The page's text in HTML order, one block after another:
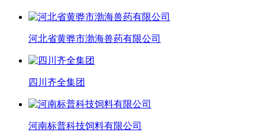
河北省黄骅市渤海兽药有限公司
四川齐全集团
河南标普科技饲料有限公司